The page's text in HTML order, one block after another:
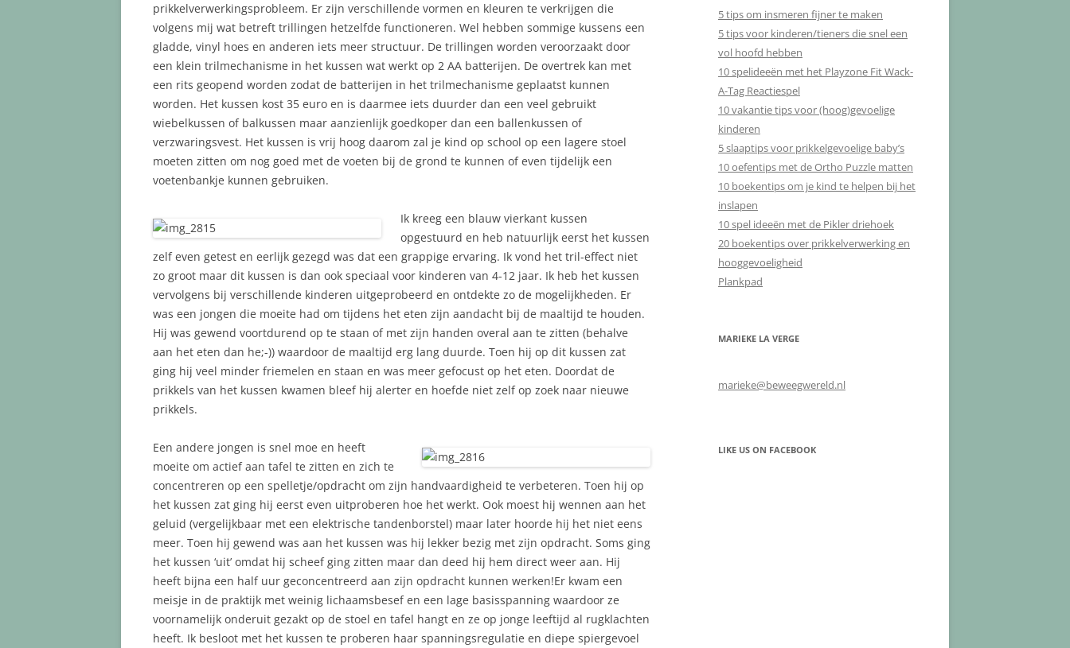
prikkelverwerkingsprobleem. Er zijn verschillende vormen en kleuren te verkrijgen die
volgens mij wat betreft trillingen hetzelfde functioneren. Wel hebben sommige kussens een
gladde, vinyl hoes en anderen iets meer structuur. De trillingen worden veroorzaakt door
een klein trilmechanisme in het kussen wat werkt op 2 AA batterijen. De overtrek kan met
een rits geopend worden zodat de batterijen in het trilmechanisme geplaatst kunnen
worden. Het kussen kost 35 euro en is daarmee iets duurder dan een veel gebruikt
wiebelkussen of balkussen maar aanzienlijk goedkoper dan een ballenkussen of
verzwaringsvest. Het kussen is vrij hoog daarom zal je kind op school op een lagere stoel
moeten zitten om nog goed met de voeten bij de grond te kunnen of even tijdelijk een
voetenbankje kunnen gebruiken.
Ik kreeg een blauw vierkant kussen
opgestuurd en heb natuurlijk eerst het kussen
zelf even getest en eerlijk gezegd was dat een grappige ervaring. Ik vond het tril-effect niet
zo groot maar dit kussen is dan ook speciaal voor kinderen van 4-12 jaar. Ik heb het kussen
vervolgens bij verschillende kinderen uitgeprobeerd en ontdekte zo de mogelijkheden. Er
was een jongen die moeite had om tijdens het eten zijn aandacht bij de maaltijd te houden.
Hij was gewend voortdurend op te staan of met zijn handen overal aan te zitten (behalve
aan het eten dan he;-)) waardoor de maaltijd erg lang duurde. Toen hij op dit kussen zat
ging hij veel minder friemelen en staan en was meer gefocust op het eten. Doordat de
prikkels van het kussen kwamen bleef hij alerter en hoefde niet zelf op zoek naar nieuwe
prikkels.
Een andere jongen is snel moe en heeft
moeite om actief aan tafel te zitten en zich te
concentreren op een spelletje/opdracht om zijn handvaardigheid te verbeteren. Toen hij op
het kussen zat ging hij eerst even uitproberen hoe het werkt. Ook moest hij wennen aan het
geluid (vergelijkbaar met een elektrische tandenborstel) maar later hoorde hij het niet eens
meer. Toen hij gewend was aan het kussen was hij lekker bezig met zijn opdracht. Soms ging
het kussen ‘uit’ omdat hij scheef ging zitten maar dan deed hij hem direct weer aan. Hij
heeft bijna een half uur geconcentreerd aan zijn opdracht kunnen werken!Er kwam een
meisje in de praktijk met weinig lichaamsbesef en een lage basisspanning waardoor ze
voornamelijk onderuit gezakt op de stoel en tafel hangt en ze op jonge leeftijd al rugklachten
heeft. Ik besloot met het kussen te proberen haar spanningsregulatie en diepe spiergevoel
5 tips om insmeren fijner te maken
5 tips voor kinderen/tieners die snel een
vol hoofd hebben
10 spelideeën met het Playzone Fit Wack-
A-Tag Reactiespel
10 vakantie tips voor (hoog)gevoelige
kinderen
5 slaaptips voor prikkelgevoelige baby’s
10 oefentips met de Ortho Puzzle matten
10 boekentips om je kind te helpen bij het
inslapen
10 spel ideeën met de Pikler driehoek
20 boekentips over prikkelverwerking en
hooggevoeligheid
Plankpad
MARIEKE LA VERGE
marieke@beweegwereld.nl
LIKE US ON FACEBOOK